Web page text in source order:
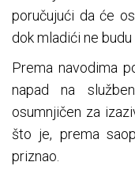
poručujući da će
dok mladići ne budu
Prema navodima
napad na
osumnjičen za
što je, prema
priznao.